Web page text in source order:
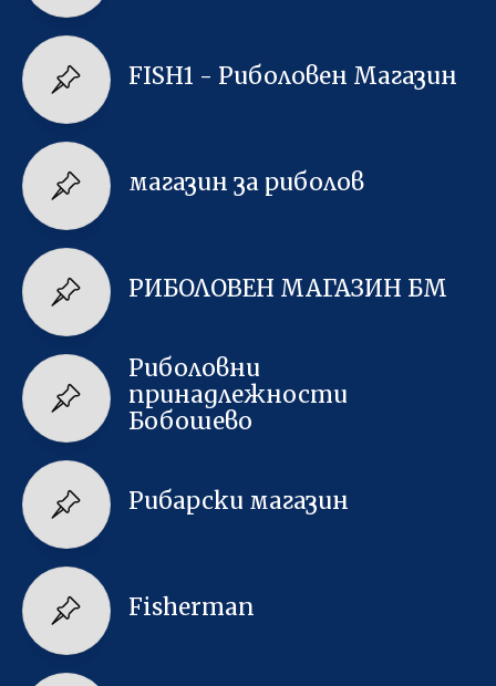
FISH1 - Риболовен Магазин
магазин за риболов
РИБОЛОВЕН МАГАЗИН БМ
Риболовни
принадлежности
Бобошево
Рибарски магазин
Fisherman